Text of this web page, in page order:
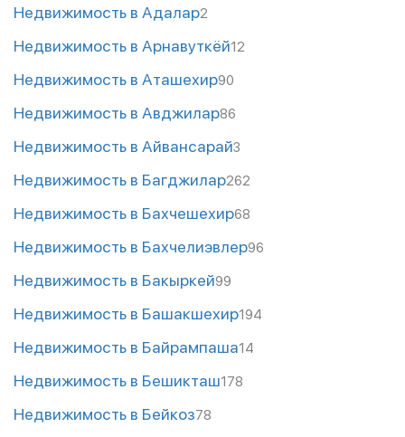
Недвижимость в Адалар2
Недвижимость в Арнавуткёй12
Недвижимость в Аташехир90
Недвижимость в Авджилар86
Недвижимость в Айвансарай3
Недвижимость в Багджилар262
Недвижимость в Бахчешехир68
Недвижимость в Бахчелиэвлер96
Недвижимость в Бакыркей99
Недвижимость в Башакшехир194
Недвижимость в Байрампаша14
Недвижимость в Бешикташ178
Недвижимость в Бейкоз78